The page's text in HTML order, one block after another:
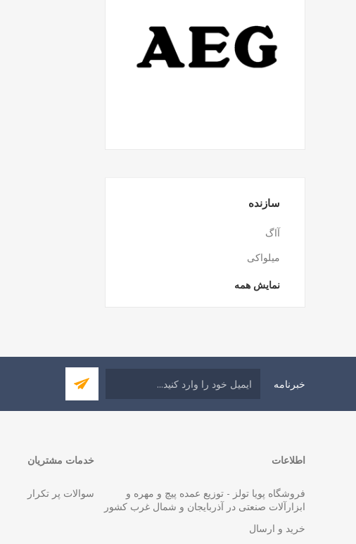
سازنده
آاگ
میلواکی
نمایش همه
خبرنامه
اطلاعات
فروشگاه پویا تولز - توزیع عمده پیچ و مهره و
ابزارآلات صنعتی در آذربایجان و شمال غرب کشور
خرید و ارسال
خدمات مشتریان
سوالات پر تکرار